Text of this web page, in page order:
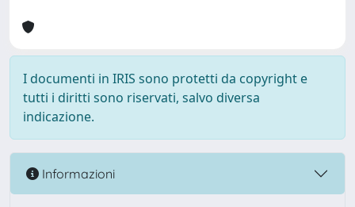
I documenti in IRIS sono protetti da copyright e
tutti i diritti sono riservati, salvo diversa
indicazione.
Informazioni